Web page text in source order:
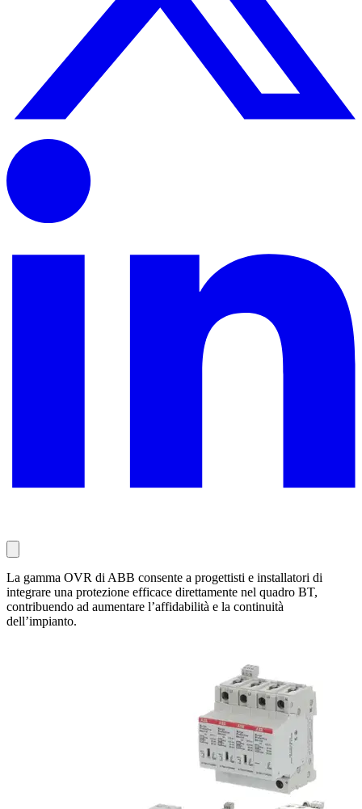
La gamma OVR di ABB consente a progettisti e installatori di
integrare una protezione efficace direttamente nel quadro BT,
contribuendo ad aumentare l’affidabilità e la continuità
dell’impianto.